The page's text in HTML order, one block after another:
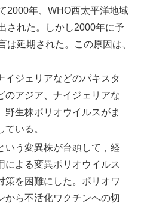
2000年、WHO西太平洋地域
された。しかし2000年に予
は延期された。この原因は、
イジェリアなどのパキスタ
のアジア、ナイジェリアな
野生株ポリオウイルスがま
いる。
いう変異株が台頭して，経
による変異ポリオウイルス
策を困難にした。ポリオワ
から不活化ワクチンへの切